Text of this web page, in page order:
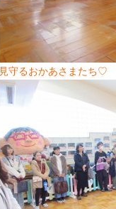
見守るおかあさまたち♡